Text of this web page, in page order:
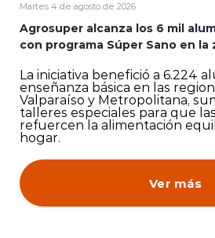
Martes 4 de agosto de 2026
Agrosuper alcanza los 6 mil
con programa Súper Sano en
La iniciativa benefició a 6.224
enseñanza básica en las
Valparaíso y Metropolitana,
talleres especiales para que
refuercen la alimentación
hogar.
Ver más